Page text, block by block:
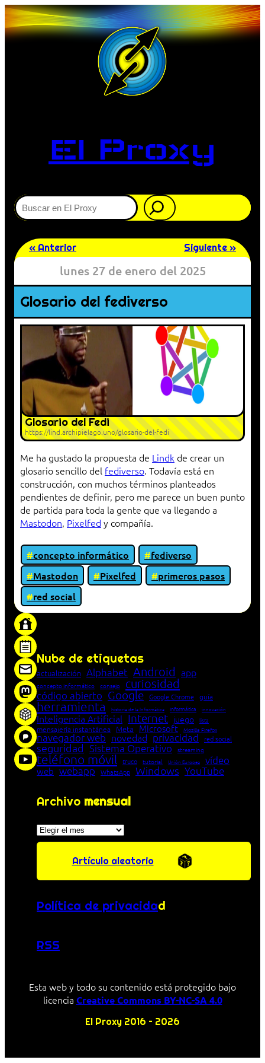
El Proxy
Buscar
« Anterior Siguiente »
lunes 27 de enero del 2025
Glosario del fediverso
Glosario del Fedi
https://lind.archipielago.uno/glosario-del-fedi
Me ha gustado la propuesta de Lindk de crear un
glosario sencillo del fediverso. Todavía está en
construcción, con muchos términos planteados
pendientes de definir, pero me parece un buen punto
de partida para toda la gente que va llegando a
Mastodon, Pixelfed y compañía.
concepto informático
fediverso
Mastodon
Pixelfed
primeros pasos
red social
Nube de etiquetas
actualización Alphabet Android app
concepto informático consejo curiosidad
código abierto Google Google Chrome guía
herramienta historia de la Informática Informática innovación
Inteligencia Artificial Internet juego lista
mensajería instantánea Meta Microsoft Mozilla Firefox
navegador web novedad privacidad red social
seguridad Sistema Operativo streaming
teléfono móvil truco tutorial Unión Europea vídeo
web webapp WhatsApp Windows YouTube
Archivo mensual
Archivos
Artículo aleatorio
Política de privacidad
RSS
Esta web y todo su contenido está protegido bajo
licencia Creative Commons BY-NC-SA 4.0
El Proxy 2016 – 2026